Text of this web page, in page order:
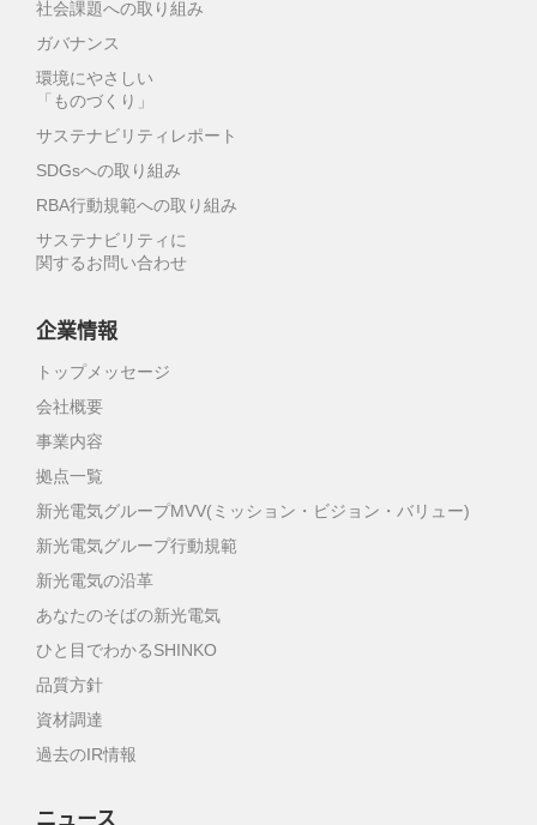
社会課題への取り組み
ガバナンス
環境にやさしい
「ものづくり」
サステナビリティレポート
SDGsへの取り組み
RBA行動規範への取り組み
サステナビリティに
関するお問い合わせ
企業情報
トップメッセージ
会社概要
事業内容
拠点一覧
新光電気グループMVV(ミッション・ビジョン・バリュー)
新光電気グループ行動規範
新光電気の沿革
あなたのそばの新光電気
ひと目でわかるSHINKO
品質方針
資材調達
過去のIR情報
ニュース